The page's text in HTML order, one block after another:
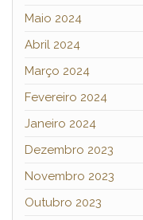
Maio 2024
Abril 2024
Março 2024
Fevereiro 2024
Janeiro 2024
Dezembro 2023
Novembro 2023
Outubro 2023